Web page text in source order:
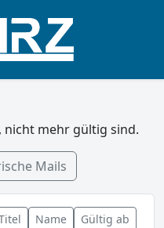
nicht mehr gültig sind.
Mails
Name Gültig ab